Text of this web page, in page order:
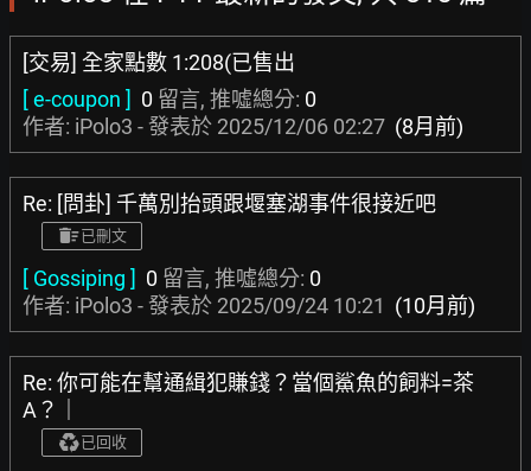
[交易] 全家點數 1:208(已售出
[ e-coupon ] 0 留言, 推噓總分: 0
作者: iPolo3 - 發表於 2025/12/06 02:27 (8月前)
Re: [問卦] 千萬別抬頭跟堰塞湖事件很接近吧
已刪文
[ Gossiping ] 0 留言, 推噓總分: 0
作者: iPolo3 - 發表於 2025/09/24 10:21 (10月前)
Re: 你可能在幫通緝犯賺錢？當個鯊魚的飼料=茶
A？｜
已回收